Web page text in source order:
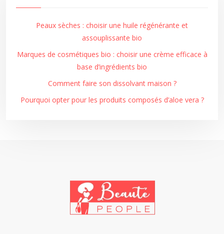
Peaux sèches : choisir une huile régénérante et
assouplissante bio
Marques de cosmétiques bio : choisir une crème efficace à
base d’ingrédients bio
Comment faire son dissolvant maison ?
Pourquoi opter pour les produits composés d’aloe vera ?